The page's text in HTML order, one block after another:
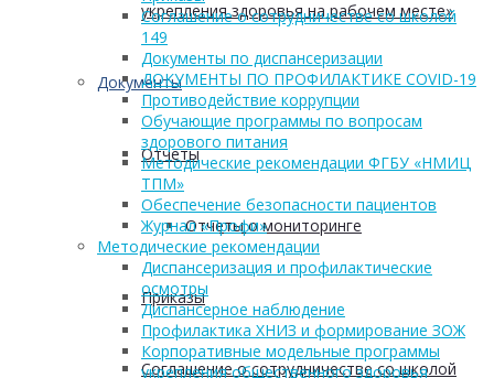
укрепления здоровья на рабочем месте»
Документы
Отчеты
Отчеты о мониторинге
Приказы
Соглашение о сотрудничестве со школой
Соглашение о сотрудничестве со школой
149
Документы по диспансеризации
ДОКУМЕНТЫ ПО ПРОФИЛАКТИКЕ COVID-19
Противодействие коррупции
Обучающие программы по вопросам
здорового питания
Методические рекомендации ФГБУ «НМИЦ
ТПМ»
Обеспечение безопасности пациентов
Журнал «Профи»
Методические рекомендации
Диспансеризация и профилактические
осмотры
Диспансерное наблюдение
Профилактика ХНИЗ и формирование ЗОЖ
Корпоративные модельные программы
укрепления общественного здоровья